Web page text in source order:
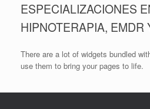
ESPECIALIZACIONES
HIPNOTERAPIA, EMDR
There are a lot of widgets bundled
use them to bring your pages to life.